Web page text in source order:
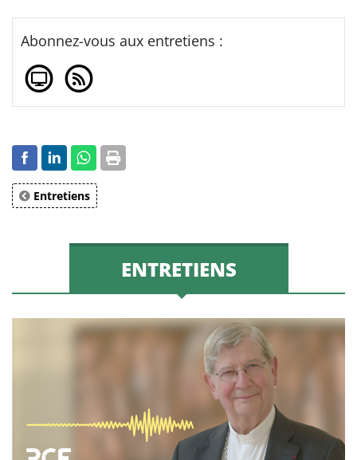
Abonnez-vous aux entretiens :
Entretiens
ENTRETIENS